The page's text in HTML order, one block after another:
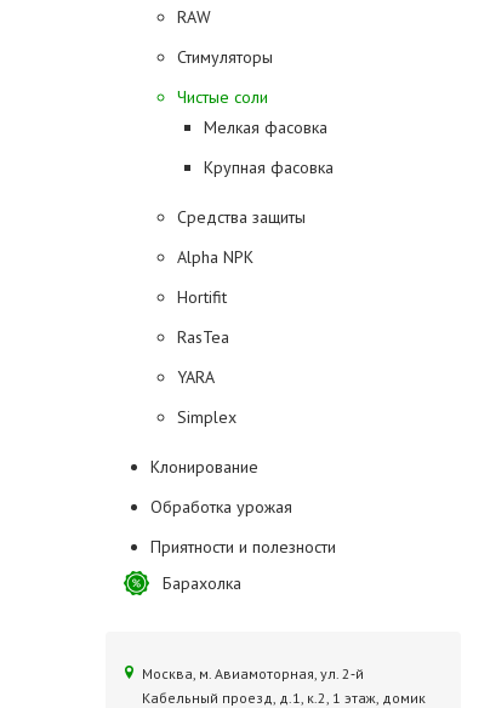
RAW
Стимуляторы
Чистые соли
Мелкая фасовка
Крупная фасовка
Средства защиты
Alpha NPK
Hortifit
RasTea
YARA
Simplex
Клонирование
Обработка урожая
Приятности и полезности
Барахолка
Москва, м. Авиамоторная, ул. 2‑й
Кабельный проезд, д.1, к.2, 1 этаж, домик